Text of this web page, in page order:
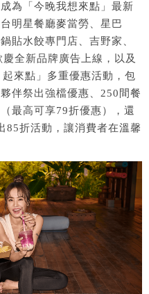
為「今晚我想來點」最新
明星餐廳麥當勞、星巴
貼水餃專門店、吉野家、
全新品牌廣告上線，以及
來點」多重優惠活動，包
伴祭出強檔優惠、250間餐
最高可享79折優惠），還
85折活動，讓消費者在溫馨